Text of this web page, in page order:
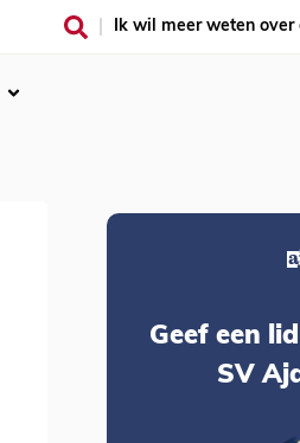
Ik wil meer weten over
Geef een
SV